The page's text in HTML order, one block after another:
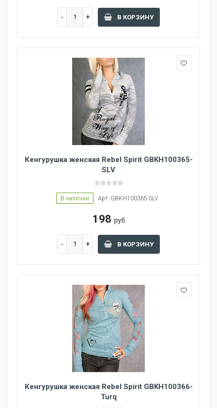
В КОРЗИНУ
Кенгурушка женская Rebel Spirit GBKH100365-
SLV
В наличии Арт: GBKH100365-SLV
198 руб
В КОРЗИНУ
Кенгурушка женская Rebel Spirit GBKH100366-
Turq